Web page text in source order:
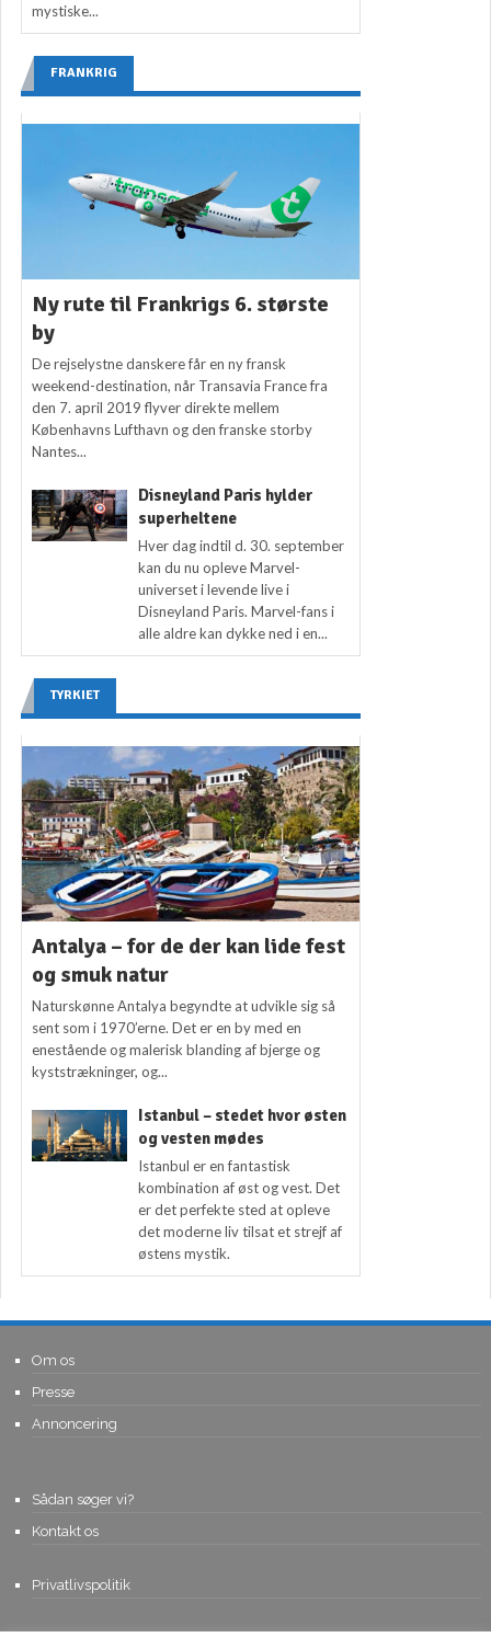
mystiske...
FRANKRIG
Ny rute til Frankrigs 6. største
by
De rejselystne danskere får en ny fransk
weekend-destination, når Transavia France fra
den 7. april 2019 flyver direkte mellem
Københavns Lufthavn og den franske storby
Nantes...
Disneyland Paris hylder
superheltene
Hver dag indtil d. 30. september
kan du nu opleve Marvel-
universet i levende live i
Disneyland Paris. Marvel-fans i
alle aldre kan dykke ned i en...
TYRKIET
Antalya – for de der kan lide fest
og smuk natur
Naturskønne Antalya begyndte at udvikle sig så
sent som i 1970’erne. Det er en by med en
enestående og malerisk blanding af bjerge og
kyststrækninger, og...
Istanbul – stedet hvor østen
og vesten mødes
Istanbul er en fantastisk
kombination af øst og vest. Det
er det perfekte sted at opleve
det moderne liv tilsat et strejf af
østens mystik.
Om os
Presse
Annoncering
Sådan søger vi?
Kontakt os
Privatlivspolitik